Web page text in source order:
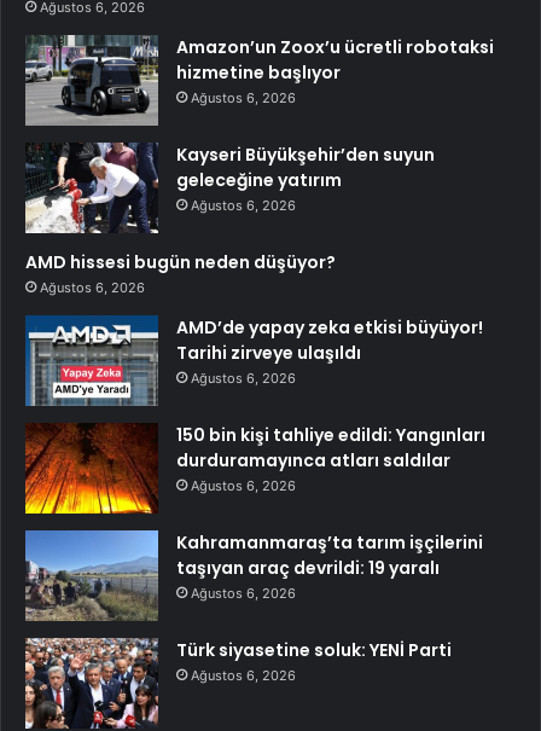
Ağustos 6, 2026
Amazon’un Zoox’u ücretli robotaksi
hizmetine başlıyor
Ağustos 6, 2026
Kayseri Büyükşehir’den suyun
geleceğine yatırım
Ağustos 6, 2026
AMD hissesi bugün neden düşüyor?
Ağustos 6, 2026
AMD’de yapay zeka etkisi büyüyor!
Tarihi zirveye ulaşıldı
Ağustos 6, 2026
150 bin kişi tahliye edildi: Yangınları
durduramayınca atları saldılar
Ağustos 6, 2026
Kahramanmaraş’ta tarım işçilerini
taşıyan araç devrildi: 19 yaralı
Ağustos 6, 2026
Türk siyasetine soluk: YENİ Parti
Ağustos 6, 2026